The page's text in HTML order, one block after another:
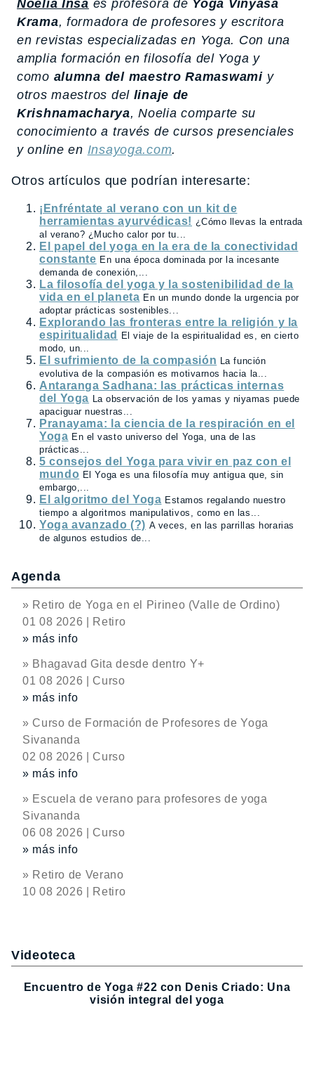
Noelia Insa es profesora de Yoga Vinyasa
Krama, formadora de profesores y escritora
en revistas especializadas en Yoga. Con una
amplia formación en filosofía del Yoga y
como alumna del maestro Ramaswamiy
otros maestros del linaje de
Krishnamacharya, Noelia comparte su
conocimiento a través de cursos presenciales
y online en Insayoga.com.
Otros artículos que podrían interesarte:
¡Enfréntate al verano con un kit de
herramientas ayurvédicas! ¿Cómo llevas la entrada
al verano? ¿Mucho calor por tu...
El papel del yoga en la era de la conectividad
constante En una época dominada por la incesante
demanda de conexión,...
La filosofía del yoga y la sostenibilidad de la
vida en el planeta En un mundo donde la urgencia por
adoptar prácticas sostenibles...
Explorando las fronteras entre la religión y la
espiritualidad
El viaje de la espiritualidad es, en cierto
modo, un...
El sufrimiento de la compasión La función
evolutiva de la compasión es motivarnos hacia la...
Antaranga Sadhana: las prácticas internas
del Yoga La observación de los yamas y niyamas puede
apaciguar nuestras...
Pranayama: la ciencia de la respiración en el
Yoga En el vasto universo del Yoga, una de las
prácticas...
5 consejos del Yoga para vivir en paz con el
mundo El Yoga es una filosofía muy antigua que, sin
embargo,...
El algoritmo del Yoga Estamos regalando nuestro
tiempo a algoritmos manipulativos, como en las...
Yoga avanzado (?) A veces, en las parrillas horarias
de algunos estudios de...
Agenda
» Retiro de Yoga en el Pirineo (Valle de Ordino)
01 08 2026 | Retiro
» más info
» Bhagavad Gita desde dentro Y+
01 08 2026 | Curso
» más info
» Curso de Formación de Profesores de Yoga
Sivananda
02 08 2026 | Curso
» más info
» Escuela de verano para profesores de yoga
Sivananda
06 08 2026 | Curso
» más info
» Retiro de Verano
10 08 2026 | Retiro
Videoteca
Encuentro de Yoga #22 con Denis Criado: Una
visión integral del yoga